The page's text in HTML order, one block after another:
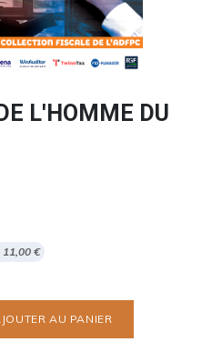
L'HOMME DU
11,00 €
AU PANIER